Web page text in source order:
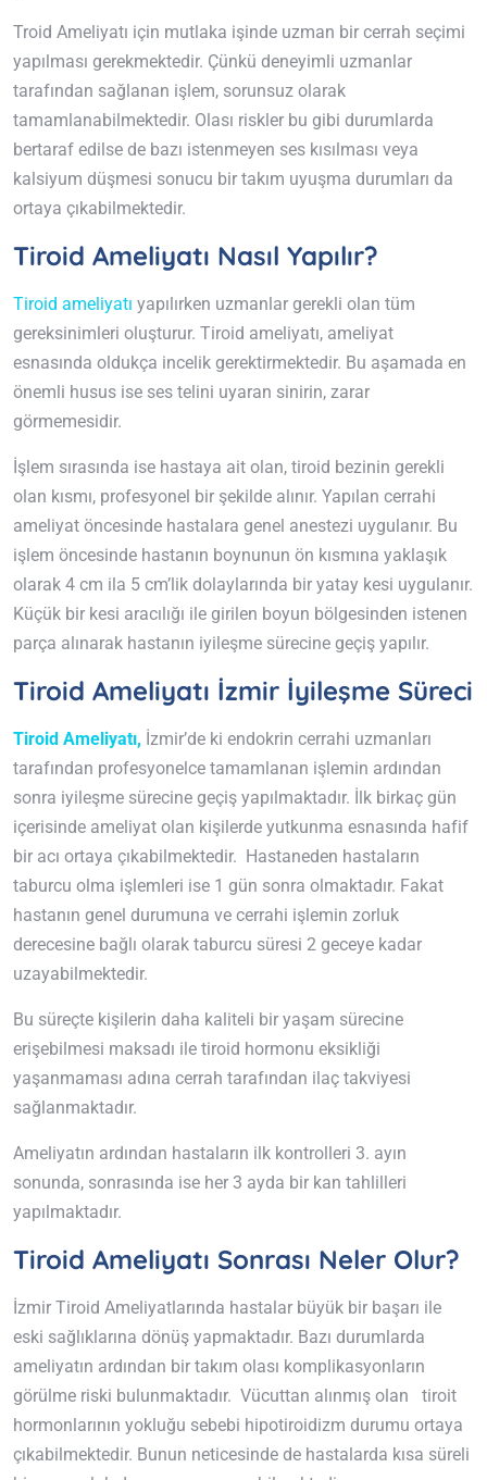
Troid Ameliyatı için mutlaka işinde uzman bir cerrah seçimi
yapılması gerekmektedir. Çünkü deneyimli uzmanlar
tarafından sağlanan işlem, sorunsuz olarak
tamamlanabilmektedir. Olası riskler bu gibi durumlarda
bertaraf edilse de bazı istenmeyen ses kısılması veya
kalsiyum düşmesi sonucu bir takım uyuşma durumları da
ortaya çıkabilmektedir.
Tiroid Ameliyatı Nasıl Yapılır?
Tiroid ameliyatı yapılırken uzmanlar gerekli olan tüm
gereksinimleri oluşturur. Tiroid ameliyatı, ameliyat
esnasında oldukça incelik gerektirmektedir. Bu aşamada en
önemli husus ise ses telini uyaran sinirin, zarar
görmemesidir.
İşlem sırasında ise hastaya ait olan, tiroid bezinin gerekli
olan kısmı, profesyonel bir şekilde alınır. Yapılan cerrahi
ameliyat öncesinde hastalara genel anestezi uygulanır. Bu
işlem öncesinde hastanın boynunun ön kısmına yaklaşık
olarak 4 cm ila 5 cm’lik dolaylarında bir yatay kesi uygulanır.
Küçük bir kesi aracılığı ile girilen boyun bölgesinden istenen
parça alınarak hastanın iyileşme sürecine geçiş yapılır.
Tiroid Ameliyatı İzmir İyileşme Süreci
Tiroid Ameliyatı, İzmir’de ki endokrin cerrahi uzmanları
tarafından profesyonelce tamamlanan işlemin ardından
sonra iyileşme sürecine geçiş yapılmaktadır. İlk birkaç gün
içerisinde ameliyat olan kişilerde yutkunma esnasında hafif
bir acı ortaya çıkabilmektedir. Hastaneden hastaların
taburcu olma işlemleri ise 1 gün sonra olmaktadır. Fakat
hastanın genel durumuna ve cerrahi işlemin zorluk
derecesine bağlı olarak taburcu süresi 2 geceye kadar
uzayabilmektedir.
Bu süreçte kişilerin daha kaliteli bir yaşam sürecine
erişebilmesi maksadı ile tiroid hormonu eksikliği
yaşanmaması adına cerrah tarafından ilaç takviyesi
sağlanmaktadır.
Ameliyatın ardından hastaların ilk kontrolleri 3. ayın
sonunda, sonrasında ise her 3 ayda bir kan tahlilleri
yapılmaktadır.
Tiroid Ameliyatı Sonrası Neler Olur?
İzmir Tiroid Ameliyatlarında hastalar büyük bir başarı ile
eski sağlıklarına dönüş yapmaktadır. Bazı durumlarda
ameliyatın ardından bir takım olası komplikasyonların
görülme riski bulunmaktadır. Vücuttan alınmış olan tiroit
hormonlarının yokluğu sebebi hipotiroidizm durumu ortaya
çıkabilmektedir. Bunun neticesinde de hastalarda kısa süreli